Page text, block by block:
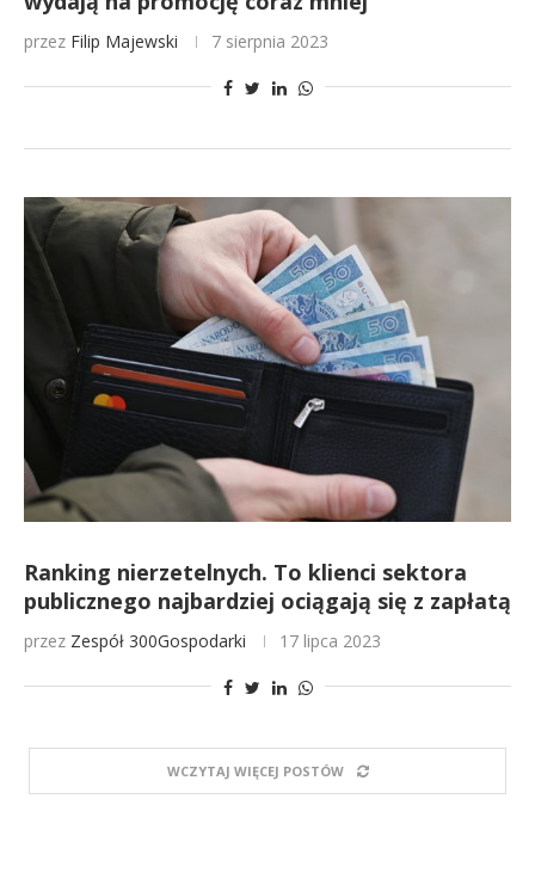
przez Filip Majewski 7 sierpnia 2023
Ranking nierzetelnych. To klienci sektora
publicznego najbardziej ociągają się z zapłatą
przez Zespół 300Gospodarki 17 lipca 2023
WCZYTAJ WIĘCEJ POSTÓW